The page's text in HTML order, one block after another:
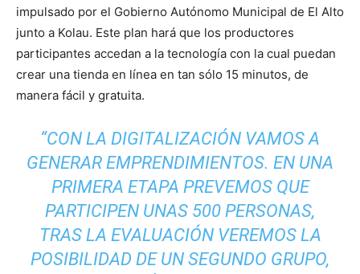
impulsado por el Gobierno Autónomo Municipal de El Alto
junto a Kolau. Este plan hará que los productores
participantes accedan a la tecnología con la cual puedan
crear una tienda en línea en tan sólo 15 minutos, de
manera fácil y gratuita.
“CON LA DIGITALIZACIÓN VAMOS A
GENERAR EMPRENDIMIENTOS. EN UNA
PRIMERA ETAPA PREVEMOS QUE
PARTICIPEN UNAS 500 PERSONAS,
TRAS LA EVALUACIÓN VEREMOS LA
POSIBILIDAD DE UN SEGUNDO GRUPO,